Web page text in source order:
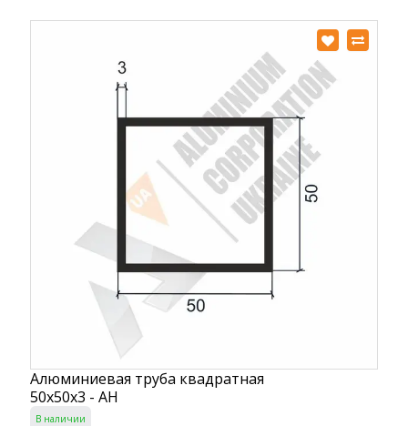
Алюминиевая труба квадратная
50х50х3 - АН
В наличии